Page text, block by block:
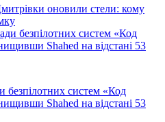
оновили стели: кому
безпілотних систем «Код
Shahed на відстані 53